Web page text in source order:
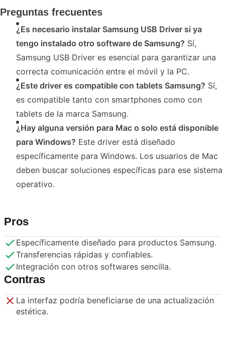
Preguntas frecuentes
¿Es necesario instalar Samsung USB Driver si ya
tengo instalado otro software de Samsung? Sí,
Samsung USB Driver es esencial para garantizar una
correcta comunicación entre el móvil y la PC.
¿Este driver es compatible con tablets Samsung? Sí,
es compatible tanto con smartphones como con
tablets de la marca Samsung.
¿Hay alguna versión para Mac o solo está disponible
para Windows? Este driver está diseñado
específicamente para Windows. Los usuarios de Mac
deben buscar soluciones específicas para ese sistema
operativo.
Pros
Específicamente diseñado para productos Samsung.
Transferencias rápidas y confiables.
Integración con otros softwares sencilla.
Contras
La interfaz podría beneficiarse de una actualización
estética.